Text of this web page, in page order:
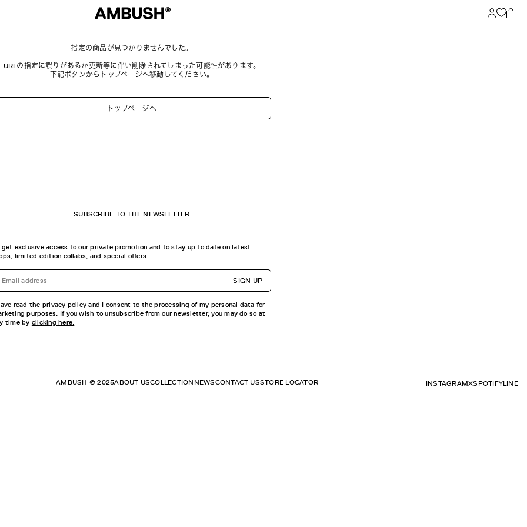
指定の商品が見つかりませんでした。
URLの指定に誤りがあるか更新等に伴い削除されてしまった可能性があります。
下記ボタンからトップページへ移動してください。
トップページへ
SUBSCRIBE TO THE NEWSLETTER
get exclusive access to our private promotion and to stay up to date on latest
limited edition collabs, and special offers.
SIGN UP
read the privacy policy and I consent to the processing of my personal data for
purposes. If you wish to unsubscribe from our newsletter, you may do so at
time by clicking here.
AMBUSH © 2025ABOUT USCOLLECTION NEWSCONTACT USSTORE LOCATOR INSTAGRAMXSPOTIFYLINE